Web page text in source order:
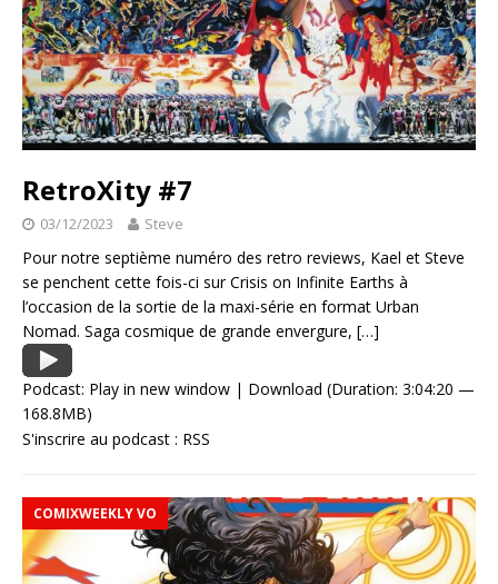
RetroXity #7
03/12/2023 Steve
Pour notre septième numéro des retro reviews, Kael et Steve
se penchent cette fois-ci sur Crisis on Infinite Earths à
l’occasion de la sortie de la maxi-série en format Urban
Nomad. Saga cosmique de grande envergure, […]
Podcast: Play in new window | Download (Duration: 3:04:20 —
168.8MB)
S'inscrire au podcast : RSS
COMIXWEEKLY VO